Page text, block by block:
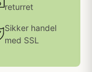
returret
Sikker handel
med SSL